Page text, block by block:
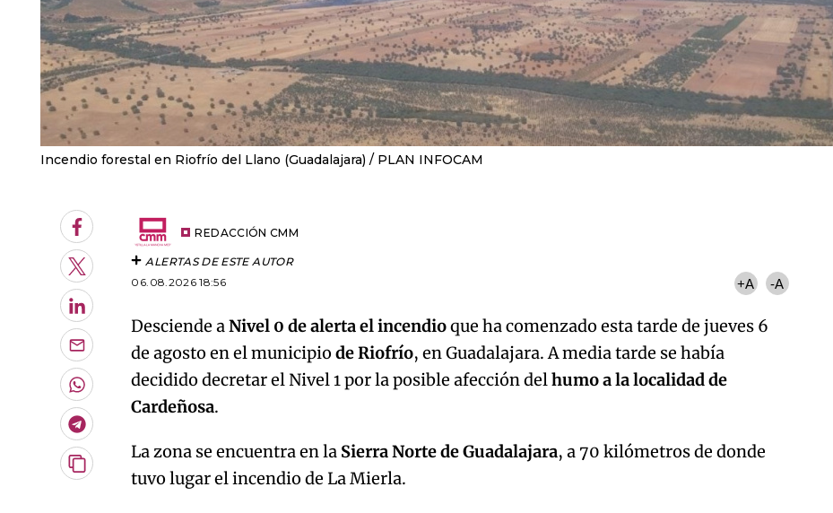
Incendio forestal en Riofrío del Llano (Guadalajara) PLAN INFOCAM
Facebook
Twitter
LinkedIn
Enviar
por
Email
Whatsapp
Telegram
Copiar
REDACCIÓN CMM
ALERTAS DE ESTE AUTOR
06.08.2026 18:56
+A -A
Desciende aNivel 0 de alerta el incendioque ha comenzado esta tarde de jueves 6
de agosto en el municipiode Riofrío, en Guadalajara. A media tarde se había
decidido decretar el Nivel 1 por la posible afección delhumo a la localidad de
Cardeñosa.
La zona se encuentra en la Sierra Norte de Guadalajara, a 70 kilómetros de donde
tuvo lugar el incendio de La Mierla.